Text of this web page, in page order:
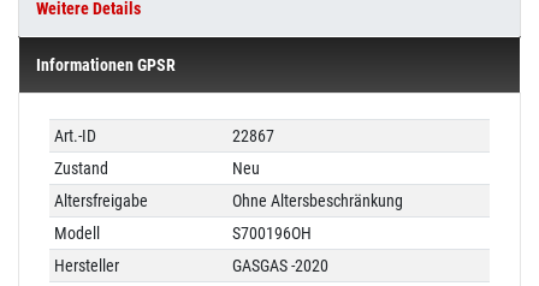
Weitere Details
Informationen GPSR
Technisches
Merkmal
Wert
Art.-ID
22867
Zustand
Neu
Altersfreigabe
Ohne Altersbeschränkung
Modell
S700196OH
Hersteller
GASGAS -2020